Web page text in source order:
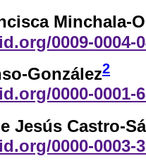
Minchala-
0009-0004-
González2
0000-0001-
Jesús Castro-
0000-0003-